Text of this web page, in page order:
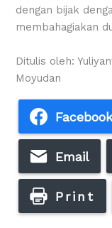
dengan bijak
membahagiakan
Ditulis oleh:
Moyudan
Email
Print